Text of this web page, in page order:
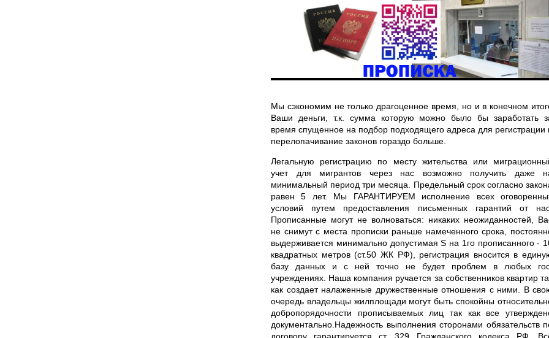
Мы сэкономим не только драгоценное время, но и в конечном
Ваши деньги, т.к. сумма которую можно было бы заработать
время спущенное на подбор подходящего адреса для регистрации
перелопачивание законов гораздо больше.
Легальную регистрацию по месту жительства или
учет для мигрантов через нас возможно получить даже
минимальный период три месяца. Предельный срок согласно
равен 5 лет. Мы ГАРАНТИРУЕМ исполнение всех
условий путем предоставления письменных гарантий от
Прописанные могут не волноваться: никаких неожиданностей,
не снимут с места прописки раньше намеченного срока,
выдерживается минимально допустимая S на 1го прописанного -
квадратных метров (ст.50 ЖК РФ), регистрация вносится в
базу данных и с ней точно не будет проблем в любых
учреждениях. Наша компания ручается за собственников квартир
как создает налаженные дружественные отношения с ними. В
очередь владельцы жилплощади могут быть спокойны
добропорядочности прописываемых лиц так как все
документально.Надежность выполнения сторонами обязательств